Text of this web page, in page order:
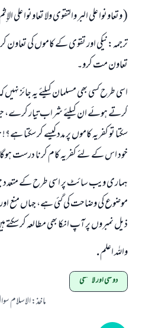
( وتعاونوا على البر والتقوى ولا تعاونوا على
ترجمہ:نیکی اور تقوی کے کاموں کی تعاون
تعاون مت کرو۔
اسی طرح کسی بھی مسلمان کیلئے یہ جائز
کرتے ہوئے ان کیلئے شراب تیار
سکتا تو کفریہ کاموں پر مدد کیسے کر سکتا
خود اس کے لئے کفریہ کام کرنا درست
ہماری ویب سائٹ پر اسی طرح کے متعدد
موضوع کی وضاحت کی گئی ہے، جہاں منع اور
ذیل نمبروں پر آپ انکا بھی مطالعہ کر
واللہ اعلم .
دوستی اور لاتعلقی
ماخذ:الاسلام